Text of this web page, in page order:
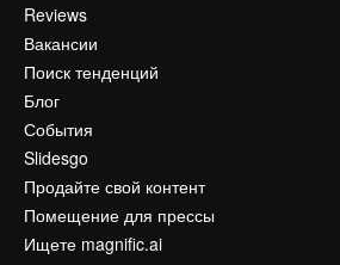
Reviews
Вакансии
Поиск тенденций
Блог
События
Slidesgo
Продайте свой контент
Помещение для прессы
Ищете magnific.ai